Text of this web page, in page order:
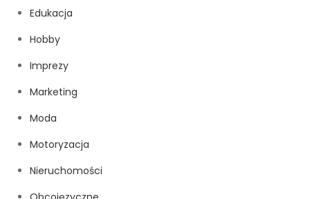
Edukacja
Hobby
Imprezy
Marketing
Moda
Motoryzacja
Nieruchomości